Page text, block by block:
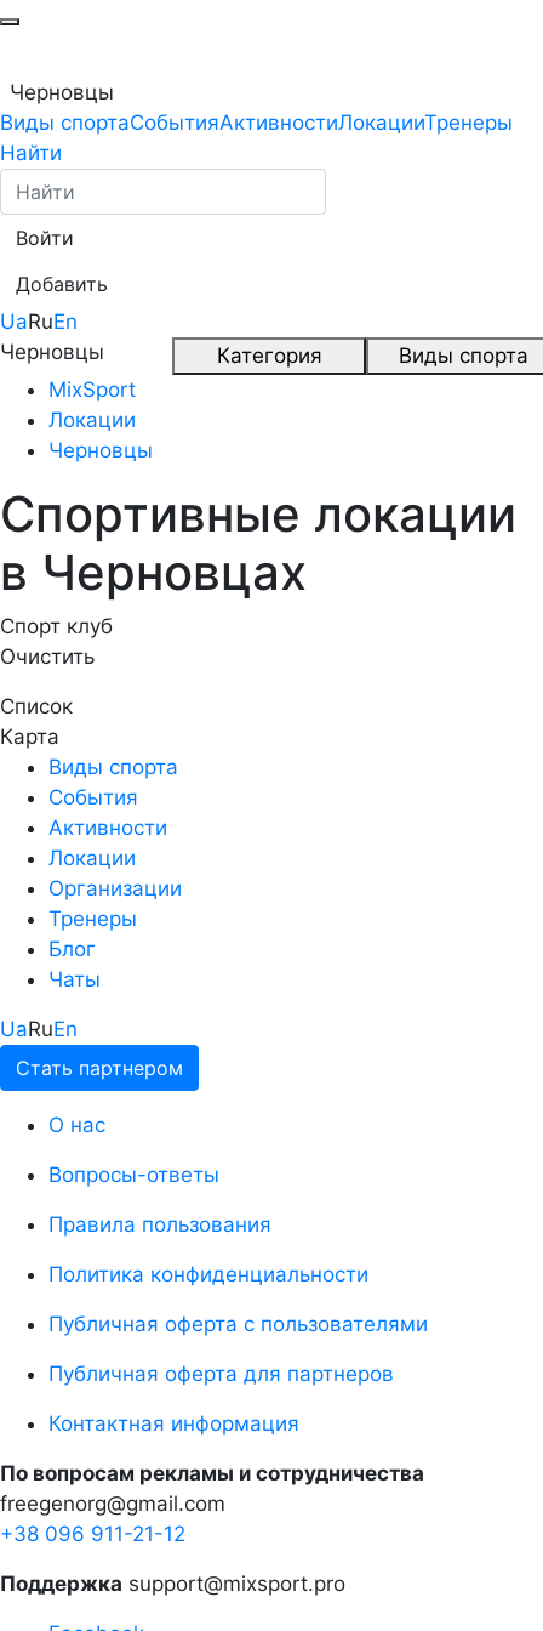
Черновцы
Виды спортаСобытияАктивностиЛокацииТренеры
Найти
Войти
Добавить
UaRuEn
Черновцы
Категория
Виды спорта
MixSport
Локации
Черновцы
Спортивные локации
в Черновцах
Спорт клуб
Очистить
Список
Карта
Виды спорта
События
Активности
Локации
Организации
Тренеры
Блог
Чаты
UaRuEn
Стать партнером
О нас
Вопросы-ответы
Правила пользования
Политика конфиденциальности
Публичная оферта с пользователями
Публичная оферта для партнеров
Контактная информация
По вопросам рекламы и сотрудничества
freegenorg@gmail.com
+38 096 911-21-12
Поддержка support@mixsport.pro